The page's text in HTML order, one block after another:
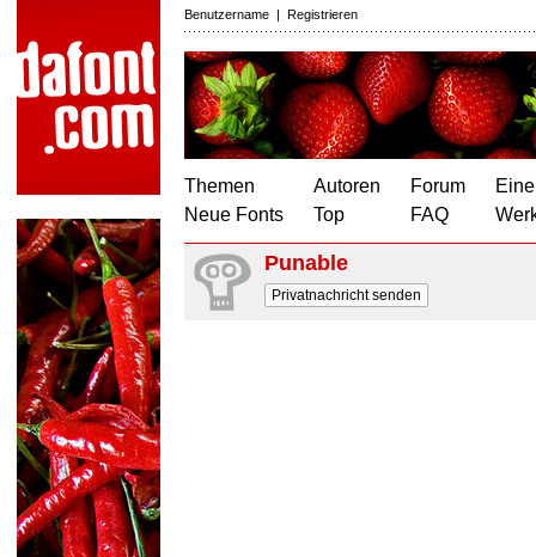
Benutzername | Registrieren
Themen
Neue Fonts
Autoren
Top
Forum
FAQ
Punable
Privatnachricht senden